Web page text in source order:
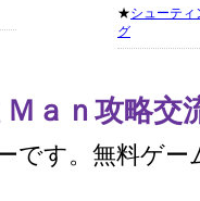
★シューティ
グ
ａｎ攻略交
です。無料ゲー